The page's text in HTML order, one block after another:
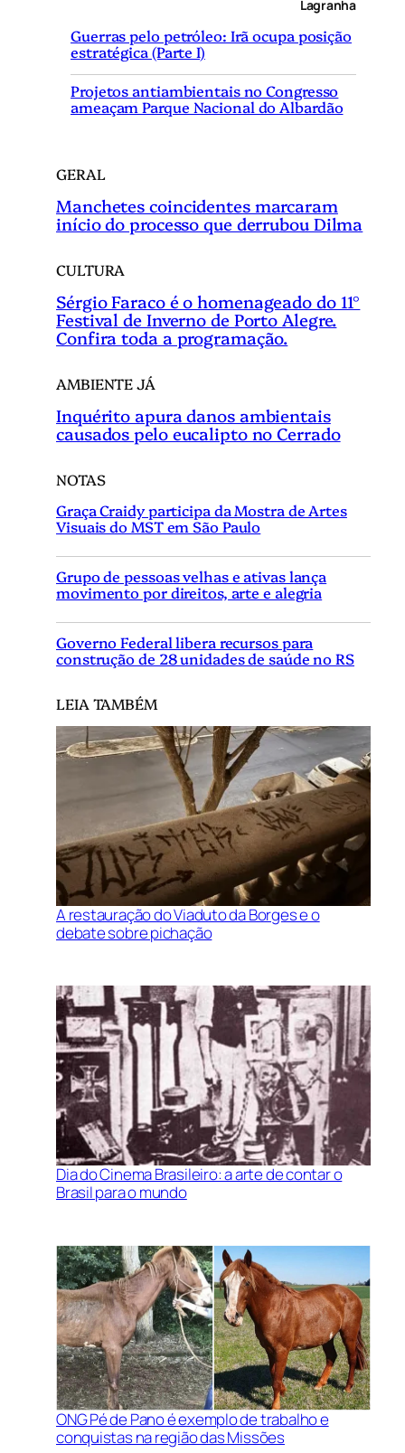
Lagranha
Guerras pelo petróleo: Irã ocupa posição
estratégica (Parte I)
Projetos antiambientais no Congresso
ameaçam Parque Nacional do Albardão
GERAL
Manchetes coincidentes marcaram
início do processo que derrubou Dilma
CULTURA
Sérgio Faraco é o homenageado do 11°
Festival de Inverno de Porto Alegre.
Confira toda a programação.
AMBIENTE JÁ
Inquérito apura danos ambientais
causados pelo eucalipto no Cerrado
NOTAS
Graça Craidy participa da Mostra de Artes
Visuais do MST em São Paulo
Grupo de pessoas velhas e ativas lança
movimento por direitos, arte e alegria
Governo Federal libera recursos para
construção de 28 unidades de saúde no RS
LEIA TAMBÉM
A restauração do Viaduto da Borges e o
debate sobre pichação
Dia do Cinema Brasileiro: a arte de contar o
Brasil para o mundo
ONG Pé de Pano é exemplo de trabalho e
conquistas na região das Missões